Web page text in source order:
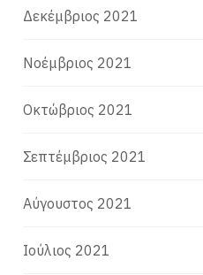
Δεκέμβριος 2021
Νοέμβριος 2021
Οκτώβριος 2021
Σεπτέμβριος 2021
Αύγουστος 2021
Ιούλιος 2021